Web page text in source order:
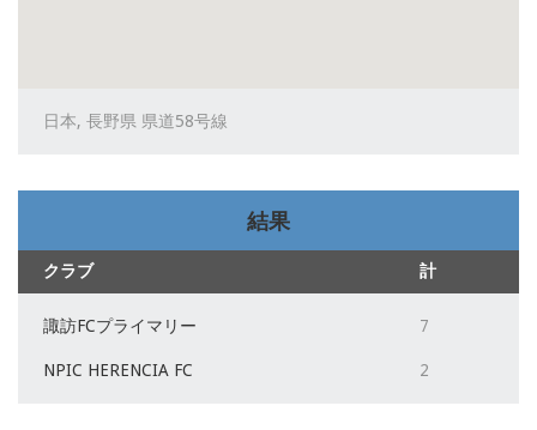
日本, 長野県 県道58号線
結果
クラブ 計
諏訪FCプライマリー 7
NPIC HERENCIA FC 2